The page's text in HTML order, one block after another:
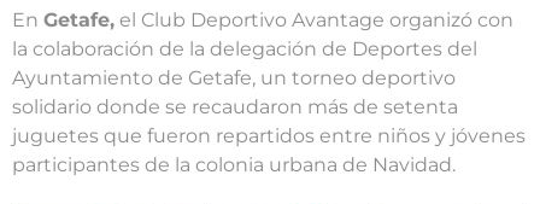
En Getafe, el Club Deportivo Avantage organizó con
la colaboración de la delegación de Deportes del
Ayuntamiento de Getafe, un torneo deportivo
solidario donde se recaudaron más de setenta
juguetes que fueron repartidos entre niños y jóvenes
participantes de la colonia urbana de Navidad.